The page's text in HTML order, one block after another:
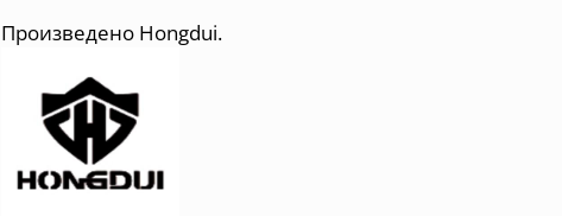
Произведено Hongdui.